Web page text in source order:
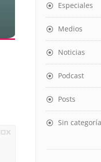
Especiales
Medios
Noticias
Podcast
Posts
Sin categoría